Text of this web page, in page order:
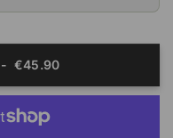
€45.90